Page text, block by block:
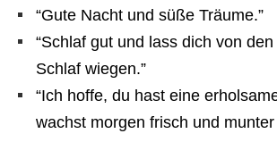
“Gute Nacht und süße Träume.”
“Schlaf gut und lass dich von
Schlaf wiegen.”
“Ich hoffe, du hast eine
wachst morgen frisch und munter